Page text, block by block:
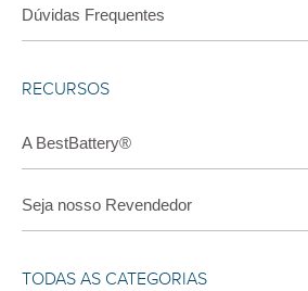
Dúvidas Frequentes
RECURSOS
A BestBattery®
Seja nosso Revendedor
TODAS AS CATEGORIAS